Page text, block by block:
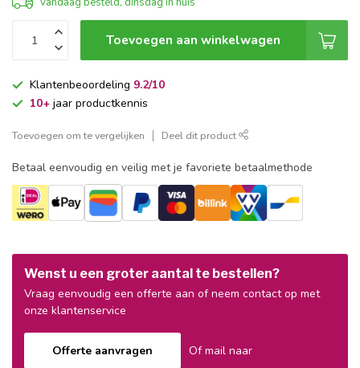
Toevoegen aan winkelwagen
Klantenbeoordeling 9.2/10
10+ jaar productkennis
Toevoegen om te vergelijken Deel dit product
Betaal eenvoudig en veilig met je favoriete betaalmethode
Wenst u een groter aantal te bestellen?
Vraag eenvoudig een offerte aan of neem contact op met
onze klantenservice
Offerte aanvragen
Of mail naar